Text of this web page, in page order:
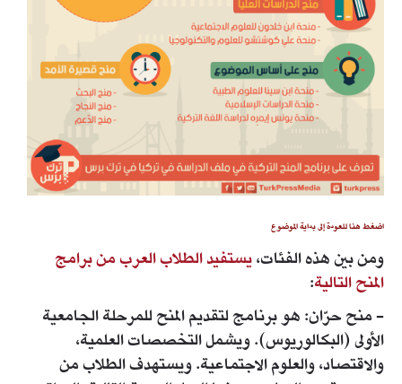
اضغط هنا للعودة إلى بداية الموضوع
ومن بين هذه الفئات،يستفيد الطلاب العرب من برامج
المنح التالية:
- منح حرّان: هو برنامج لتقديم المنح للمرحلة الجامعية
الأولى (البكالوريوس). ويشمل التخصصات العلمية،
والاقتصاد، والعلوم الاجتماعية. ويستهدف الطلاب من